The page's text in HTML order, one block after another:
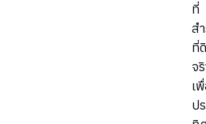
ที่
ส
ที่
จ
เ
ป